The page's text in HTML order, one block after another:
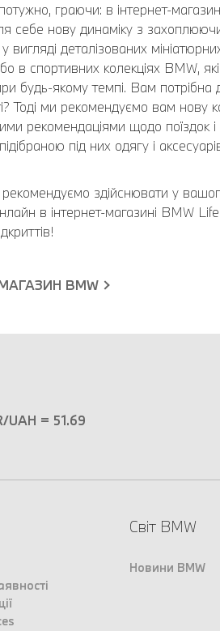
граючи: в інтернет-
себе нову динаміку з
вигляді деталізованих
в спортивних колекціях BMW,
будь-якому темпі. Вам потрібна
Тоді ми рекомендуємо вам нову
рекомендаціями щодо поїздок і
під них одягу і
здійснювати у
в інтернет-магазині BMW
BMW
UAH = 51.69
Світ BMW
Новини BMW